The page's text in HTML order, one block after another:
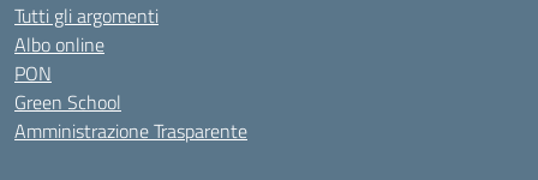
Tutti gli argomenti
Albo online
PON
Green School
Amministrazione Trasparente